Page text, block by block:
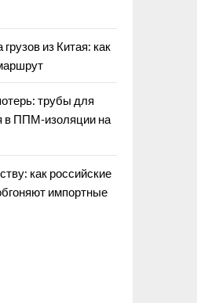
из Китая: как
трубы для
в ППМ‑изоляции на
как российские
импортные